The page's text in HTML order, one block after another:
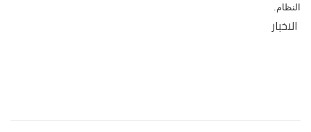
النظام.
الاخبار